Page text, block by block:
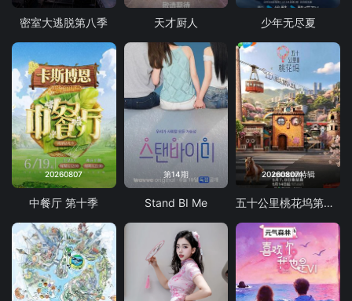
密室大逃脱第八季 天才厨人 少年无尽夏
20260807
中餐厅 第十季
第14期
Stand BI Me
20260807特辑
五十公里桃花坞第6季